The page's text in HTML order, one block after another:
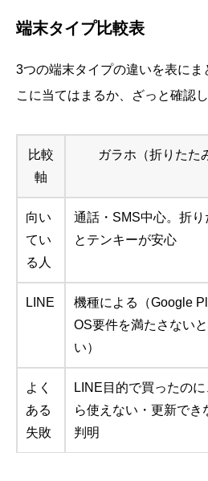
端末タイプ比較表
3つの端末タイプの違いを表に
こに当てはまるか、ざっと確認
比較
軸
ガラホ（折りたた
向い
てい
る人
通話・SMS中心。折り
とテンキーが安心
LINE
機種による（Google
OS要件を満たさない
い）
よく
ある
失敗
LINE目的で買ったの
ら使えない・更新でき
判明